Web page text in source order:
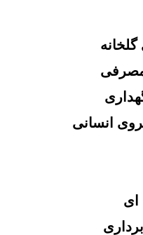
گلخانه
انسانی
ای